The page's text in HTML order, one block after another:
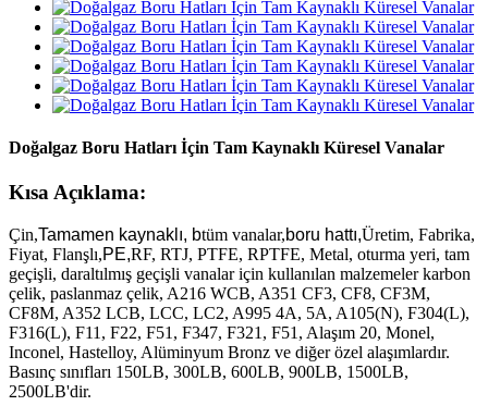
Doğalgaz Boru Hatları İçin Tam Kaynaklı Küresel Vanalar
Kısa Açıklama:
Çin,Tamamen kaynaklı, btüm vanalar,boru hattı,Üretim, Fabrika,
Fiyat, Flanşlı,PE,RF, RTJ, PTFE, RPTFE, Metal, oturma yeri, tam
geçişli, daraltılmış geçişli vanalar için kullanılan malzemeler karbon
çelik, paslanmaz çelik, A216 WCB, A351 CF3, CF8, CF3M,
CF8M, A352 LCB, LCC, LC2, A995 4A, 5A, A105(N), F304(L),
F316(L), F11, F22, F51, F347, F321, F51, Alaşım 20, Monel,
Inconel, Hastelloy, Alüminyum Bronz ve diğer özel alaşımlardır.
Basınç sınıfları 150LB, 300LB, 600LB, 900LB, 1500LB,
2500LB'dir.